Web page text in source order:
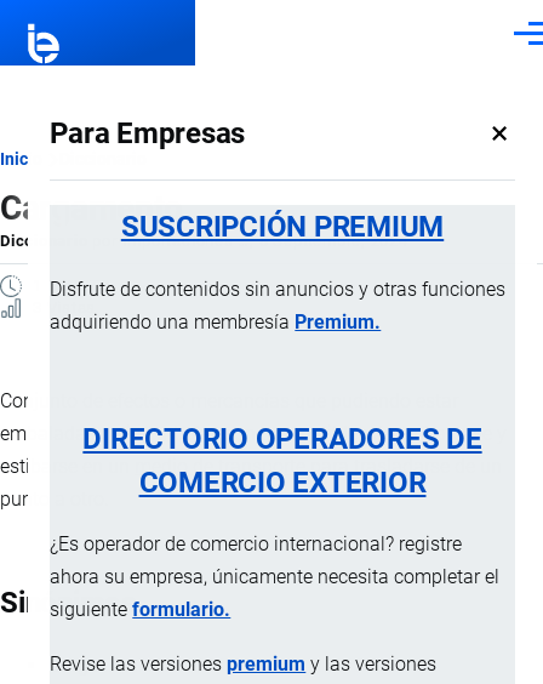
Para Empresas ×
SUSCRIPCIÓN PREMIUM
Disfrute de contenidos sin anuncios y otras funciones
adquiriendo una membresía Premium.
DIRECTORIO OPERADORES DE
COMERCIO EXTERIOR
¿Es operador de comercio internacional? registre
ahora su empresa, únicamente necesita completar el
siguienteformulario.
Revise las versionespremium y las versiones
Ruta
de
navegación
Inicio
Cargamento
Diccionario porImportaciones …, 8 Septiembre, 2024
1 MINUTO
Conjunto de efectos o mercancías que pudiendo estar
embaladas o sin embalar, son susceptibles de embarcase y
estibarse en un
medio de transportepara trasladarse de un
punto a otro.
Sinónimos
Carga